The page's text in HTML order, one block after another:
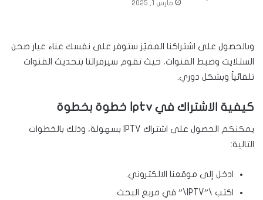
مارس 1, 2025
وبالحصول على اشتراكنا المميّز ستوفر على نفسك عناء عيار صحن
الستلايت وضبط القنوات، حيث تقوم سيرفراتنا بتحديث القنوات
تلقائياً وبشكل دوري.
كيفية الاشتراك في Iptv خطوة بخطوة
يمكنكم الحصول على اشتراك IPTV بسهولة، وذلك بالخطوات
التالية:
ادخل إلى موقعنا الالكتروني.
اكتب \”IPTV\” في مربع البحث.